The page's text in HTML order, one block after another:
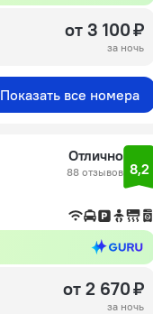
от 3 100 ₽
за ночь
Показать все номера
Отлично
88 отзывов 8,2
от 2 670 ₽
за ночь